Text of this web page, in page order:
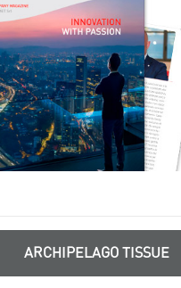
ARCHIPELAGO TISSUE